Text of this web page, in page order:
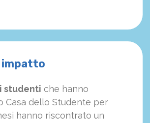
studenti che hanno
Casa dello Studente per
hanno riscontrato un